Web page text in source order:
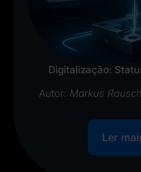
Digitalização:
Autor: Markus
Ler